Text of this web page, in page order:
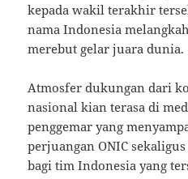
kepada wakil terakhir
nama Indonesia
merebut gelar juara dunia.
Atmosfer dukungan dari
nasional kian terasa di
penggemar yang
perjuangan ONIC
bagi tim Indonesia yang